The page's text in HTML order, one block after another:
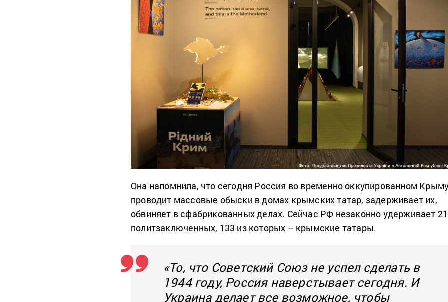
Она напомнила, что сегодня Россия во временно оккупированном
проводит массовые обыски в домах крымских татар, задерживает их,
обвиняет в сфабрикованных делах. Сейчас РФ незаконно удерживает
политзаключенных, 133 из которых – крымские татары.
«То, что Советский Союз не успел сделать в
1944 году, Россия наверстывает сегодня. И
Украина делает все возможное, чтобы